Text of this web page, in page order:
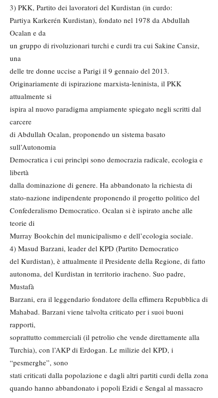
3) PKK, Partito dei lavoratori del Kurdistan (in curdo:
Partiya Karkerén Kurdistan), fondato nel 1978 da Abdullah
Ocalan e da
un gruppo di rivoluzionari turchi e curdi tra cui Sakine Cansiz,
una
delle tre donne uccise a Parigi il 9 gennaio del 2013.
Originariamente di ispirazione marxista-leninista, il PKK
attualmente si
ispira al nuovo paradigma ampiamente spiegato negli scritti dal
carcere
di Abdullah Ocalan, proponendo un sistema basato
sull’Autonomia
Democratica i cui princìpi sono democrazia radicale, ecologia e
libertà
dalla dominazione di genere. Ha abbandonato la richiesta di
stato-nazione indipendente proponendo il progetto politico del
Confederalismo Democratico. Ocalan si è ispirato anche alle
teorie di
Murray Bookchin del municipalismo e dell’ecologia sociale.
4) Masud Barzani, leader del KPD (Partito Democratico
del Kurdistan), è attualmente il Presidente della Regione, di fatto
autonoma, del Kurdistan in territorio iracheno. Suo padre,
Mustafà
Barzani, era il leggendario fondatore della effimera Repubblica di
Mahabad. Barzani viene talvolta criticato per i suoi buoni
rapporti,
soprattutto commerciali (il petrolio che vende direttamente alla
Turchia), con l’AKP di Erdogan. Le milizie del KPD, i
“pesmerghe”, sono
stati criticati dalla popolazione e dagli altri partiti curdi della zona
quando hanno abbandonato i popoli Ezidi e Sengal al massacro